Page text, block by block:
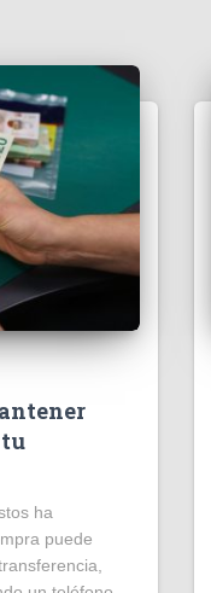
ha
puede